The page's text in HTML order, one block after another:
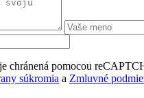
chránená pomocou
súkromia a Zmluvné